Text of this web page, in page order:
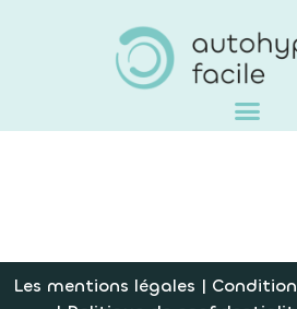
Les mentions légales |